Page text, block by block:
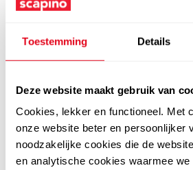
Toestemming Details
Deze website maakt gebruik van
Cookies, lekker en functioneel. Met
onze website beter en persoonlijker
noodzakelijke cookies die de
en analytische cookies waarmee we